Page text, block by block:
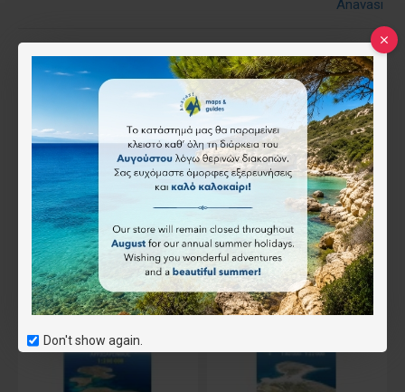
Don't show again.
Anavasi
22.00€
Επιθυμητό
Συνδύασέ το Αγοράστηκε μαζί